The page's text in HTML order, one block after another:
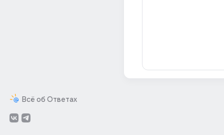
Всё об Ответах